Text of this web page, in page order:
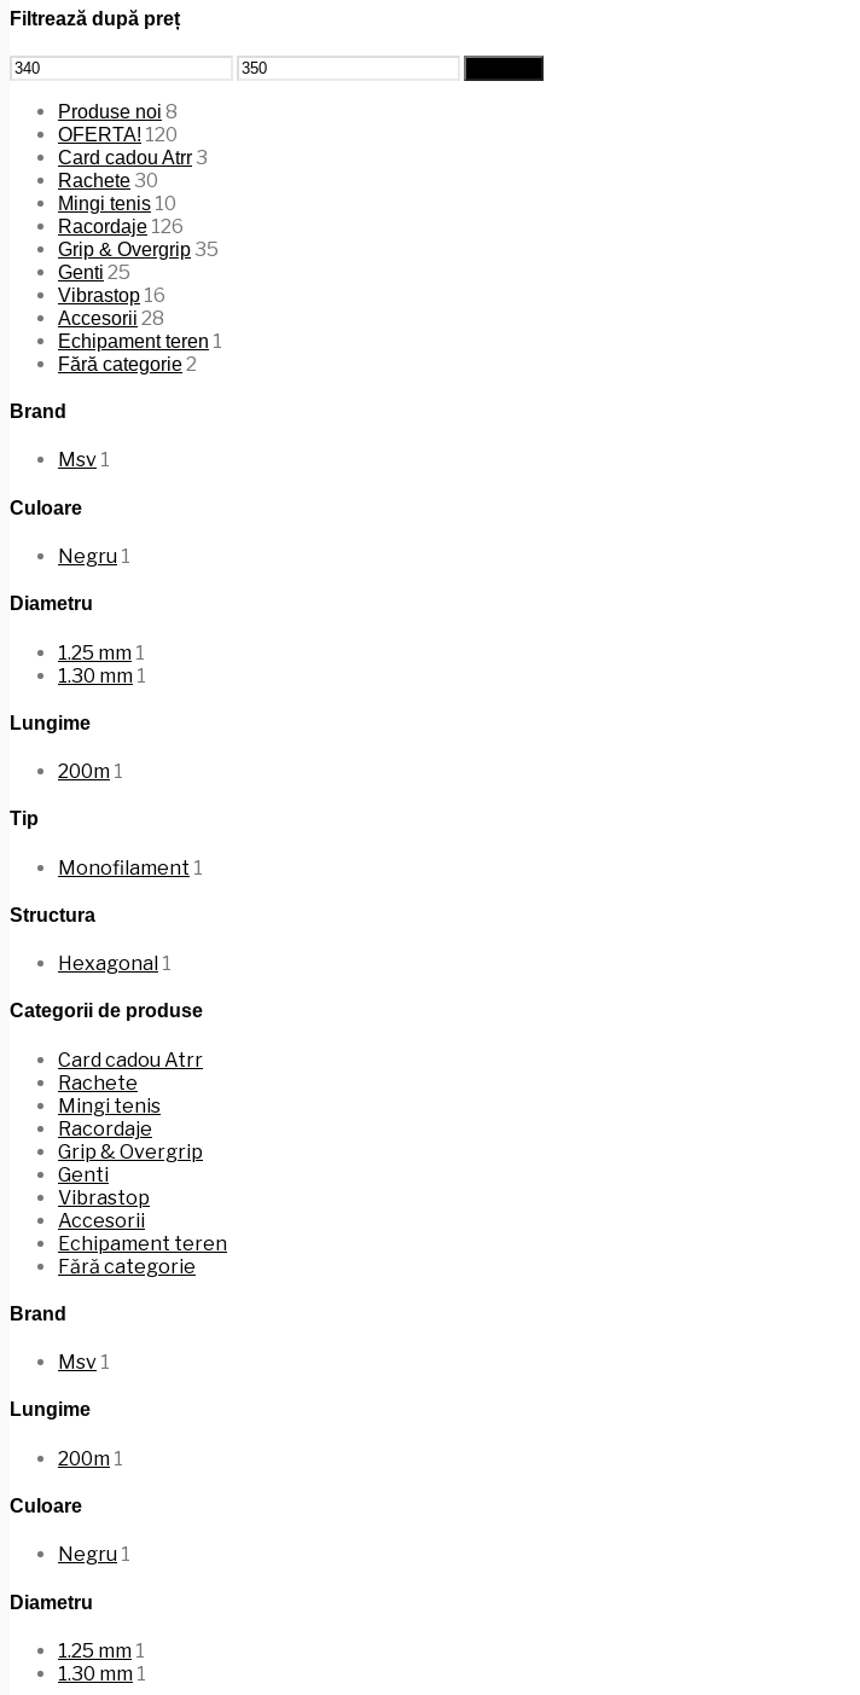
Filtrează după preț
Preț
minim
Preț
maxim
Produse noi 8
OFERTA! 120
Card cadou Atrr3
Rachete30
Mingi tenis 10
Racordaje 126
Grip & Overgrip35
Genti 25
Vibrastop 16
Accesorii 28
Echipament teren 1
Fără categorie2
Brand
Msv 1
Culoare
Negru 1
Diametru
1.25 mm 1
1.30 mm 1
Lungime
200m 1
Tip
Monofilament 1
Structura
Hexagonal 1
Categorii de produse
Card cadou Atrr
Rachete
Mingi tenis
Racordaje
Grip & Overgrip
Genti
Vibrastop
Accesorii
Echipament teren
Fără categorie
Brand
Msv 1
Lungime
200m 1
Culoare
Negru 1
Diametru
1.25 mm 1
1.30 mm 1